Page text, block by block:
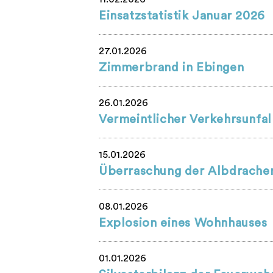
Einsatzstatistik Januar 2026
27.01.2026
Zimmerbrand in Ebingen
26.01.2026
Vermeintlicher
15.01.2026
Überraschung der
08.01.2026
Explosion eines Wohnhauses
01.01.2026